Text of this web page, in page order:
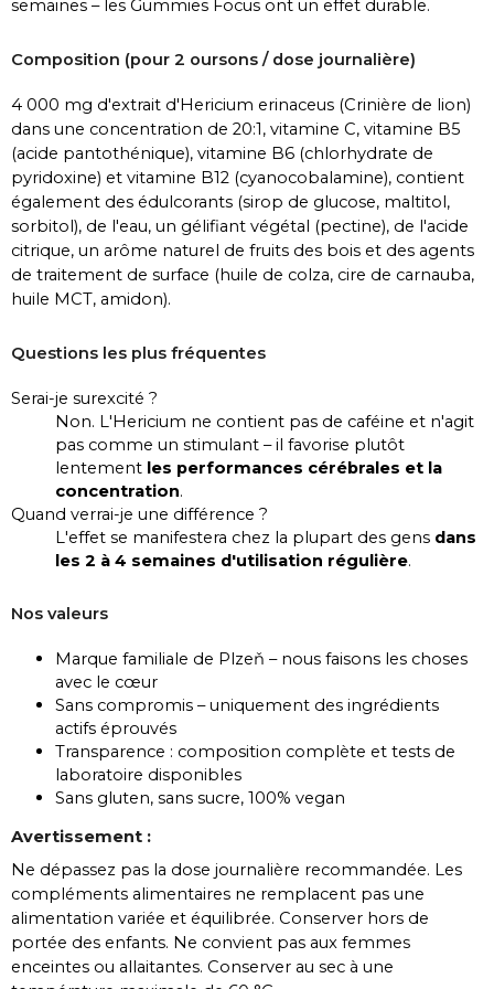
semaines – les Gummies Focus ont un effet durable.
Composition (pour 2 oursons / dose journalière)
4 000 mg d'extrait d'Hericium erinaceus (Crinière de lion)
dans une concentration de 20:1, vitamine C, vitamine B5
(acide pantothénique), vitamine B6 (chlorhydrate de
pyridoxine) et vitamine B12 (cyanocobalamine), contient
également des édulcorants (sirop de glucose, maltitol,
sorbitol), de l'eau, un gélifiant végétal (pectine), de l'acide
citrique, un arôme naturel de fruits des bois et des agents
de traitement de surface (huile de colza, cire de carnauba,
huile MCT, amidon).
Questions les plus fréquentes
Serai-je surexcité ?
Non. L'Hericium ne contient pas de caféine et n'agit
pas comme un stimulant – il favorise plutôt
lentement les performances cérébrales et la
concentration.
Quand verrai-je une différence ?
L'effet se manifestera chez la plupart des gens dans
les 2 à 4 semaines d'utilisation régulière.
Nos valeurs
Marque familiale de Plzeň – nous faisons les choses
avec le cœur
Sans compromis – uniquement des ingrédients
actifs éprouvés
Transparence : composition complète et tests de
laboratoire disponibles
Sans gluten, sans sucre, 100% vegan
Avertissement :
Ne dépassez pas la dose journalière recommandée. Les
compléments alimentaires ne remplacent pas une
alimentation variée et équilibrée. Conserver hors de
portée des enfants. Ne convient pas aux femmes
enceintes ou allaitantes. Conserver au sec à une